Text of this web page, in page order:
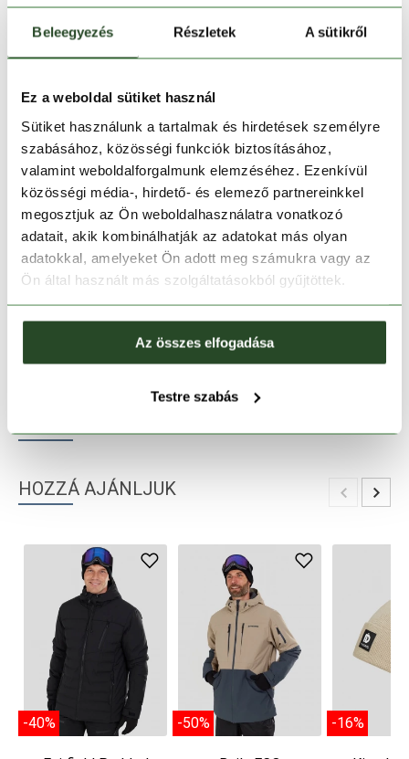
Beleegyezés Részletek A sütikről
Ez a weboldal sütiket használ
Sütiket használunk a tartalmak és hirdetések személyre
szabásához, közösségi funkciók biztosításához,
valamint weboldalforgalmunk elemzéséhez. Ezenkívül
közösségi média-, hirdető- és elemező partnereinkkel
megosztjuk az Ön weboldalhasználatra vonatkozó
adatait, akik kombinálhatják az adatokat más olyan
adatokkal, amelyeket Ön adott meg számukra vagy az
Ön által használt más szolgáltatásokból gyűjtöttek.
Az összes elfogadása
Testre szabás
S M
Kosárba teszem
Melyik üzletben elérhető|Foglalás
30 napos visszaküldés
1-2 munkanapos szállítás
HOZZÁ AJÁNLJUK
-40% -50% -16%